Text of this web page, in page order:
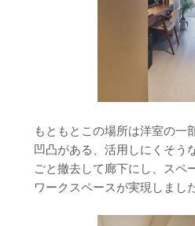
もともとこの場所は洋室の一
凹凸がある、活用しにくそう
ごと撤去して廊下にし、スペ
ワークスペースが実現しました